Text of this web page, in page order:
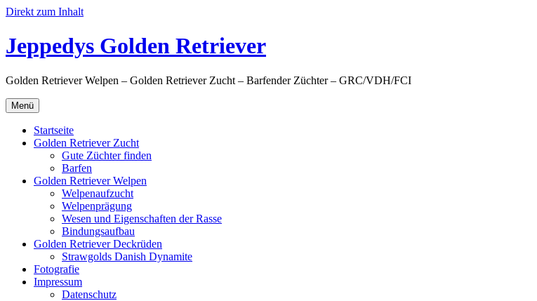
Direkt zum Inhalt
Jeppedys Golden Retriever
Golden Retriever Welpen – Golden Retriever Zucht – Barfender Züchter – GRC/VDH/FCI
Menü
Startseite
Golden Retriever Zucht
Gute Züchter finden
Barfen
Golden Retriever Welpen
Welpenaufzucht
Welpenprägung
Wesen und Eigenschaften der Rasse
Bindungsaufbau
Golden Retriever Deckrüden
Strawgolds Danish Dynamite
Fotografie
Impressum
Datenschutz